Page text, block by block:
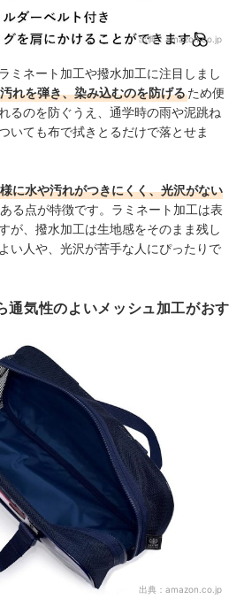
出典： amazon.co.jp
ミネート加工や撥水加工に注目しまし
れを弾き、染み込むのを防げるため便
るのを防ぐうえ、通学時の雨や泥跳ね
いても布で拭きとるだけで落とせま
に水や汚れがつきにくく、光沢がない
る点が特徴です。ラミネート加工は表
が、撥水加工は生地感をそのまま残し
い人や、光沢が苦手な人にぴったりで
通気性のよいメッシュ加工がおす
出典： amazon.co.jp